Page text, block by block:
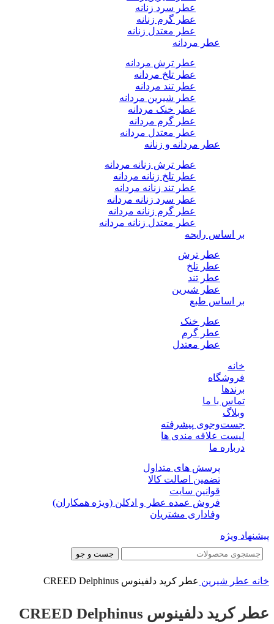
عطر سرد زنانه
عطر گرم زنانه
عطر معتدل زنانه
عطر مردانه
عطر ترش مردانه
عطر تلخ مردانه
عطر تند مردانه
عطر شیرین مردانه
عطر خنک مردانه
عطر گرم مردانه
عطر معتدل مردانه
عطر مردانه و زنانه
عطر ترش زنانه مردانه
عطر تلخ زنانه مردانه
عطر تند زنانه مردانه
عطر سرد زنانه مردانه
عطر گرم زنانه مردانه
عطر معتدل زنانه مردانه
بر اساس رایحه
عطر ترش
عطر تلخ
عطر تند
عطر شیرین
بر اساس طبع
عطر خنک
عطر گرم
عطر معتدل
خانه
فروشگاه
برندها
تماس با ما
وبلاگ
جست‌وجوی پیشرفته
لیست علاقه مندی ها
درباره ما
پرسش های متداول
تضمین اصالت کالا
قوانین سایت
فروش عمده عطر و ادکلن (ویژه همکاران)
وفاداری مشتریان
پیشنهاد ویژه
جست و جو
خانه عطر شیرین عطر کرید دلفینوس CREED Delphinus
عطر کرید دلفینوس CREED Delphinus